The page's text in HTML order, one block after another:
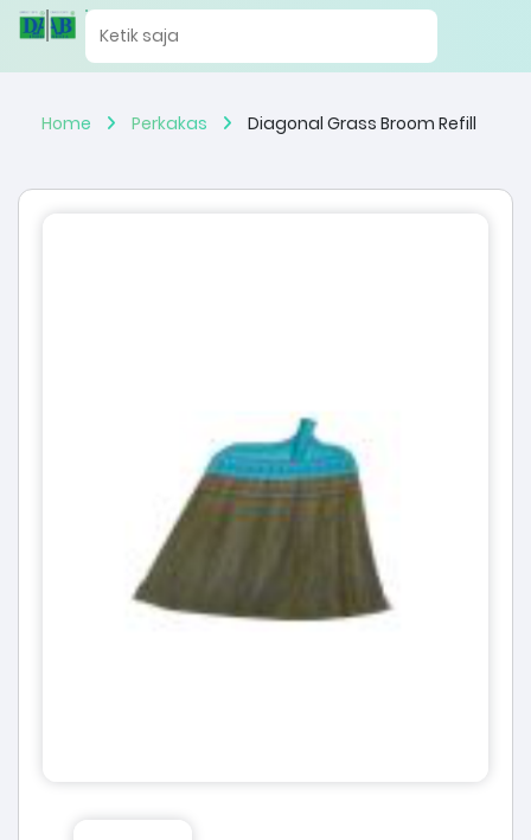
Home Perkakas Diagonal Grass Broom Refill